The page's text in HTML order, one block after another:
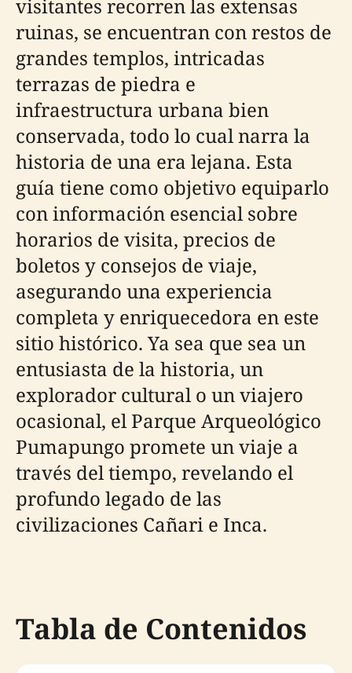
visitantes recorren las extensas
ruinas, se encuentran con restos de
grandes templos, intricadas
terrazas de piedra e
infraestructura urbana bien
conservada, todo lo cual narra la
historia de una era lejana. Esta
guía tiene como objetivo equiparlo
con información esencial sobre
horarios de visita, precios de
boletos y consejos de viaje,
asegurando una experiencia
completa y enriquecedora en este
sitio histórico. Ya sea que sea un
entusiasta de la historia, un
explorador cultural o un viajero
ocasional, el Parque Arqueológico
Pumapungo promete un viaje a
través del tiempo, revelando el
profundo legado de las
civilizaciones Cañari e Inca.
Tabla de Contenidos